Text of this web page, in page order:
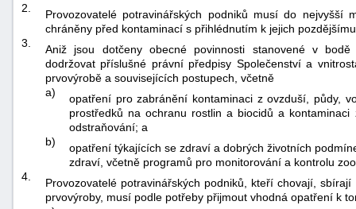
2.
Provozovatelé potravinářských podniků musí do nejvyšší
chráněny před kontaminací s přihlédnutím k jejich
3.
Aniž jsou dotčeny obecné povinnosti stanovené v
dodržovat příslušné právní předpisy Společenství a
prvovýrobě a souvisejících postupech, včetně
a)
opatření pro zabránění kontaminaci z ovzduší, půdy,
prostředků na ochranu rostlin a biocidů a
odstraňování; a
b)
opatření týkajících se zdraví a dobrých životních
zdraví, včetně programů pro monitorování a kontrolu
4.
Provozovatelé potravinářských podniků, kteří chovají,
prvovýroby, musí podle potřeby přijmout vhodná opatření k